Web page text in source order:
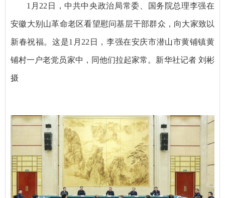
1月22日，中共中央政治局常委、国务院总理李强在
安徽大别山革命老区看望慰问基层干部群众，向大家致以
新春祝福。这是1月22日，李强在安庆市潜山市黄铺镇黄
铺村一户老党员家中，同他们拉起家常。新华社记者 刘彬
摄